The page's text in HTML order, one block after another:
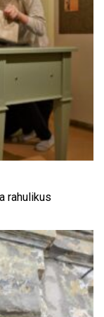
rahulikus